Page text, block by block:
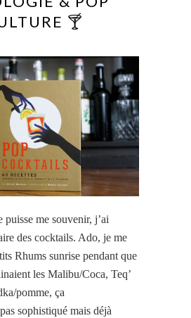
🍸
me souvenir, j’ai
des cocktails. Ado, je me
Rhums sunrise pendant que
les Malibu/Coca, Teq’
pomme, ça
sophistiqué mais déjà